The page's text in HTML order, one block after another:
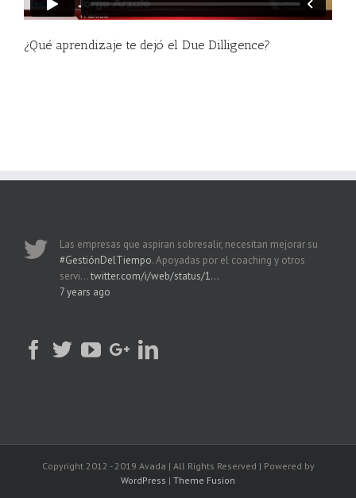
¿Qué aprendizaje te dejó el Due Dilligence?
Las empresas que aspiran sobresalir, necesitan mejorar su
#GestiónDelTiempo. Apoyadas por el coaching y otros
servi…twitter.com/i/web/status/1…
7 years ago
Copyright 2012 - 2019 Avada | All Rights Reserved | Powered by
WordPress | Theme Fusion